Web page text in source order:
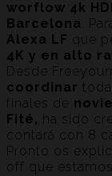
worflow 4k
Barcelona.
Alexa LF que
4K y en alto
Desde
coordinar
finales de
Fité,
ha sido
contará con 8
Pronto os
off que